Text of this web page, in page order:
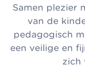
Samen plezier
van de
pedagogisch
een veilige en
zich